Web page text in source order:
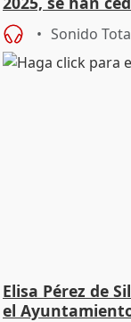
Sonido
Elisa Pérez de
el